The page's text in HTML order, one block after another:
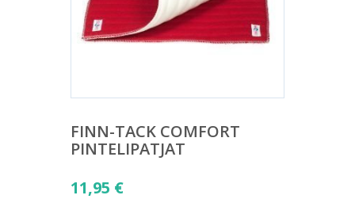
FINN-TACK COMFORT
PINTELIPATJAT
11,95 €